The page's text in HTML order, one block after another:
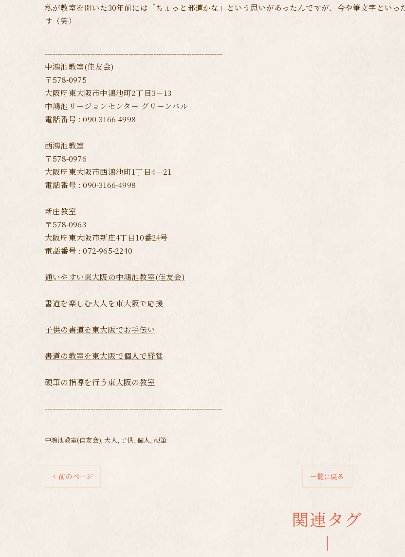
私が教室を開いた30年前には「ちょっと邪道かな」という思いがあったんですが、今や筆文字とい
す（笑）
----------------------------------------------------------------------
中鴻池教室(佳友会)
〒578-0975
大阪府東大阪市中鴻池町2丁目3－13
中鴻池リージョンセンター グリーンパル
電話番号 : 090-3166-4998
西鴻池教室
〒578-0976
大阪府東大阪市西鴻池町1丁目4－21
電話番号 : 090-3166-4998
新庄教室
〒578-0963
大阪府東大阪市新庄4丁目10番24号
電話番号 : 072-965-2240
通いやすい東大阪の中鴻池教室(佳友会)
書道を楽しむ大人を東大阪で応援
子供の書道を東大阪でお手伝い
書道の教室を東大阪で個人で経営
硬筆の指導を行う東大阪の教室
----------------------------------------------------------------------
中鴻池教室(佳友会) 大人 子供 個人 硬筆
< 前のページ 一覧に戻る
関連タグ